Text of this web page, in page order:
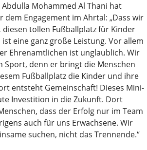
Mohammed Al Thani hat
dem Engagement im Ahrtal: „Dass wir
diesen tollen Fußballplatz für Kinder
eine ganz große Leistung. Vor allem
Ehrenamtlichen ist unglaublich. Wir
Sport, denn er bringt die Menschen
Fußballplatz die Kinder und ihre
entsteht Gemeinschaft! Dieses Mini-
Investition in die Zukunft. Dort
dass der Erfolg nur im Team
auch für uns Erwachsene. Wir
suchen, nicht das Trennende.“